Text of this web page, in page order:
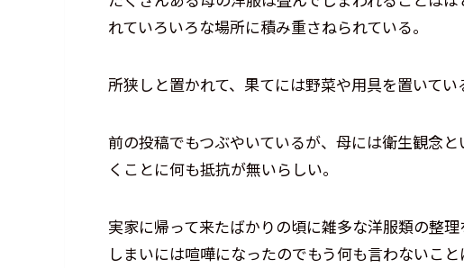
れていろいろな場所に積み重さねられている。
所狭しと置かれて、果てには野菜や用具を置いてい
前の投稿でもつぶやいているが、母には衛生観念
くことに何も抵抗が無いらしい。
実家に帰って来たばかりの頃に雑多な洋服類の整
しまいには喧嘩になったのでもう何も言わないこと